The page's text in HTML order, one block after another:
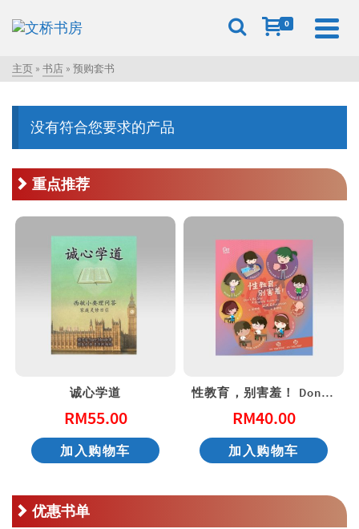
0
主页 » 书店 » 预购套书
没有符合您要求的产品
重点推荐
诚心学道
RM55.00
加入购物车
性教育，别害羞！ Don’t Be Shy: A Friendly Guide to Sex Education
RM40.00
加入购物车
优惠书单